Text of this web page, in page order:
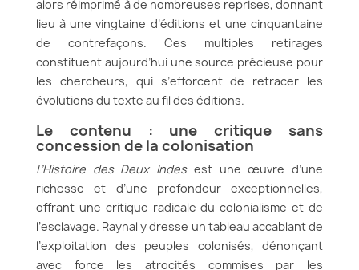
alors réimprimé à de nombreuses reprises, donnant
lieu à une vingtaine d’éditions et une cinquantaine
de contrefaçons. Ces multiples retirages
constituent aujourd’hui une source précieuse pour
les chercheurs, qui s’efforcent de retracer les
évolutions du texte au fil des éditions.
Le contenu : une critique sans
concession de la colonisation
L’Histoire des Deux Indesest une œuvre d’une
richesse et d’une profondeur exceptionnelles,
offrant une critique radicale du colonialisme et de
l’esclavage. Raynal y dresse un tableau accablant de
l’exploitation des peuples colonisés, dénonçant
avec force les atrocités commises par les